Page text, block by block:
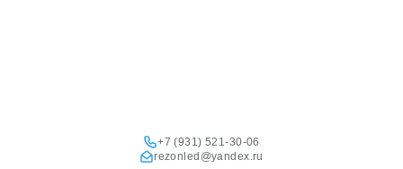
+7 (931) 521-30-06
rezonled@yandex.ru